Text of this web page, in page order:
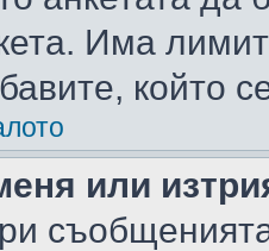
Има
който
или